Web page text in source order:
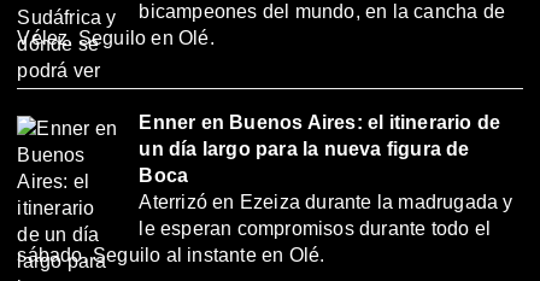
bicampeones del mundo, en la cancha de
Vélez. Seguilo en Olé.
Enner en Buenos Aires: el itinerario de
un día largo para la nueva figura de
Boca
Aterrizó en Ezeiza durante la madrugada y
le esperan compromisos durante todo el
sábado. Seguilo al instante en Olé.